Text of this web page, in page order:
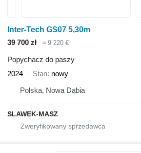
Inter-Tech GS07 5,30m
39 700 zł
≈ 9 220 €
Popychacz do paszy
2024
Stan nowy
Polska, Nowa Dąbia
SLAWEK-MASZ